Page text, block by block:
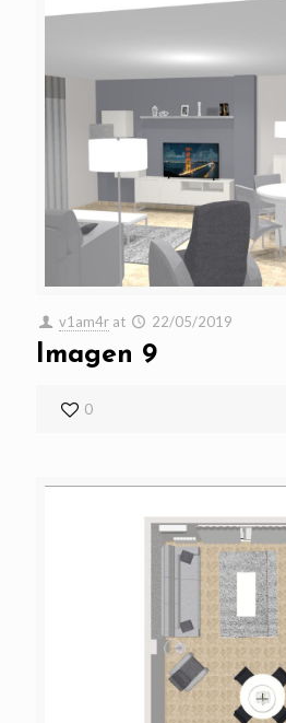
v1am4r at 22/05/2019
Imagen 9
0